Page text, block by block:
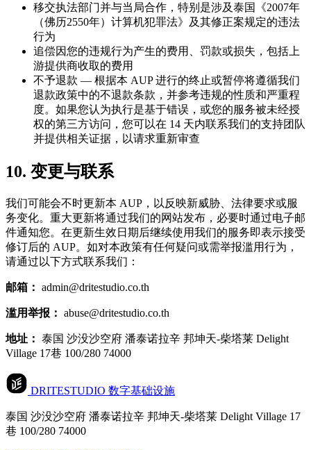
移交执法部门并与当局合作，特别是涉及泰国《2007年
（佛历2550年）计算机犯罪法》及其修正案规定的违法
行为
追偿因您的违规行为产生的费用、罚款或损失，包括上
游提供商收取的费用
不予退款 — 根据本 AUP 进行的终止或暂停将遵循我们
退款政策中的不退款条款，并参考违规的性质和严重程
度。如果您认为执行是基于错误，或您的服务被未经授
权的第三方访问，您可以在 14 天内联系我们的支持团队
并提供相关证据，以请求重新审查
10. 变更与联系
我们可能会不时更新本 AUP，以反映新威胁、法律要求或服
务变化。重大更新将通过我们的网站发布，必要时通过电子邮
件通知您。在更新生效日期后继续使用我们的服务即表示接受
修订后的 AUP。如对本政策有任何疑问或需举报滥用行为，
请通过以下方式联系我们：
邮箱： admin@dritestudio.co.th
滥用举报： abuse@dritestudio.co.th
地址： 泰国 沙没沙空府 潘泰诺拉辛 邦坤天-柴塔莱 Delight
Village 17巷 100/280 74000
DRITESTUDIO 数字基础设施
泰国 沙没沙空府 潘泰诺拉辛 邦坤天-柴塔莱 Delight Village 17
巷 100/280 74000